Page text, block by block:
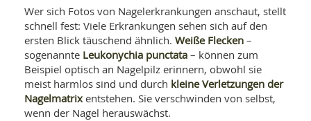
Wer sich Fotos von Nagelerkrankungen anschaut, stellt
schnell fest: Viele Erkrankungen sehen sich auf den
ersten Blick täuschend ähnlich. Weiße Flecken –
sogenannte Leukonychia punctata – können zum
Beispiel optisch an Nagelpilz erinnern, obwohl sie
meist harmlos sind und durch kleine Verletzungen der
Nagelmatrixentstehen. Sie verschwinden von selbst,
wenn der Nagel herauswächst.